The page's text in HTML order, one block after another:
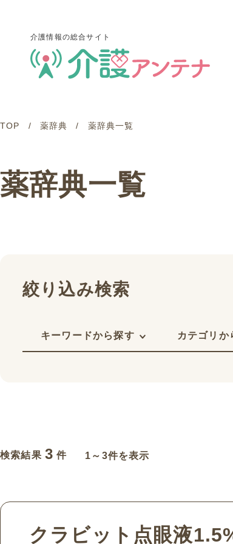
介護情報の総合サイト
介護情報の総合サイト
TOP 薬辞典 薬辞典一覧
薬辞典一覧
絞り込み検索
キーワードから探す カテゴリか
検索結果 3 件 1～3件を表示
クラビット点眼液